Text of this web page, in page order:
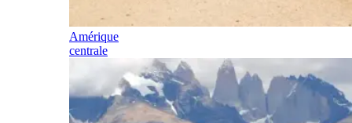
Amérique
centrale